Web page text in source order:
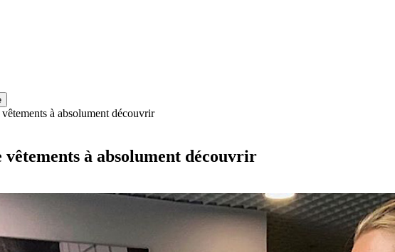
à absolument découvrir
à absolument découvrir